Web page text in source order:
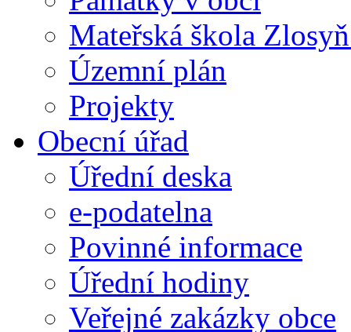
Mateřská škola
Územní plán
Projekty
Obecní úřad
Úřední deska
e-podatelna
Povinné informace
Úřední hodiny
Veřejné zakázky obce